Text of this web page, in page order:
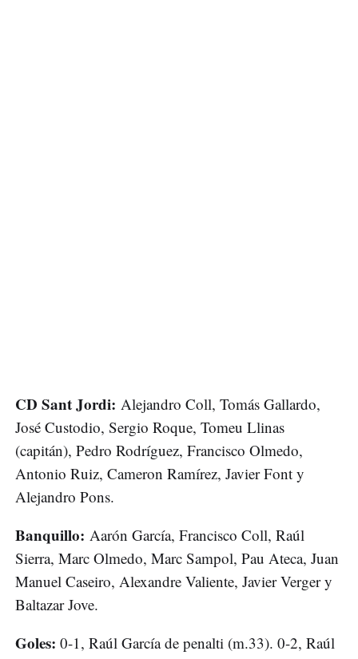
CD Sant Jordi: Alejandro Coll, Tomás Gallardo,
José Custodio, Sergio Roque, Tomeu Llinas
(capitán), Pedro Rodríguez, Francisco Olmedo,
Antonio Ruiz, Cameron Ramírez, Javier Font y
Alejandro Pons.
Banquillo: Aarón García, Francisco Coll, Raúl
Sierra, Marc Olmedo, Marc Sampol, Pau Ateca, Juan
Manuel Caseiro, Alexandre Valiente, Javier Verger y
Baltazar Jove.
Goles: 0-1, Raúl García de penalti (m.33). 0-2, Raúl